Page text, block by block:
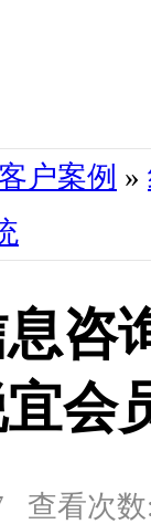
客户案例 »
咨
会
查看次